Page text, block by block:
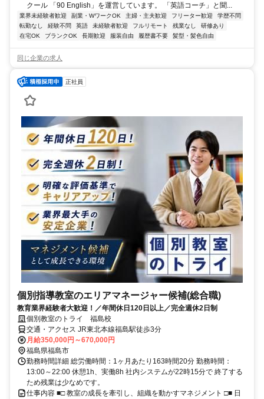
クール 「90 English」を運営しています。 「英語コーチ」と聞...
業界未経験者歓迎 副業・WワークOK 主婦・主夫歓迎 フリーター歓迎
学歴不問
転勤なし
経験不問 英語 未経験者歓迎 フルリモート 残業なし
研修あり
在宅OK
ブランクOK 長期歓迎 服装自由 履歴書不要 髪型・髪色自由
同じ企業の求人
正社員
個別指導教室のエリアマネージャー候補(総合職)
教育業界経験者大歓迎！／年間休日120日以上／完全週休2日制
個別教室のトライ 福島校
交通・アクセス JR東北本線福島駅徒歩3分
月給350,000円～670,000円
福島県福島市
勤務時間詳細 総労働時間：1ヶ月あたり163時間20分 勤務時間：
13:00～22:00 休憩1h、実働8h 社内システムが22時15分で 終了する
ため残業は少なめです。
仕事内容 ■□ 教室の成長を牽引し、組織を動かすマネジメント □■ 日